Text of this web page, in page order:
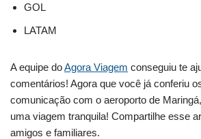
GOL
LATAM
A equipe doAgora Viagem conseguiu te
comentários! Agora que você já conferiu
comunicação com o aeroporto de
uma viagem tranquila! Compartilhe esse
amigos e familiares.